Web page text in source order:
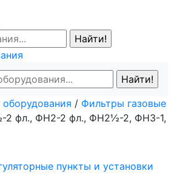
оборудования / Фильтры газовые
2 фл., ФН2-2 фл., ФН2½-2, ФН3-1,
пункты и установки